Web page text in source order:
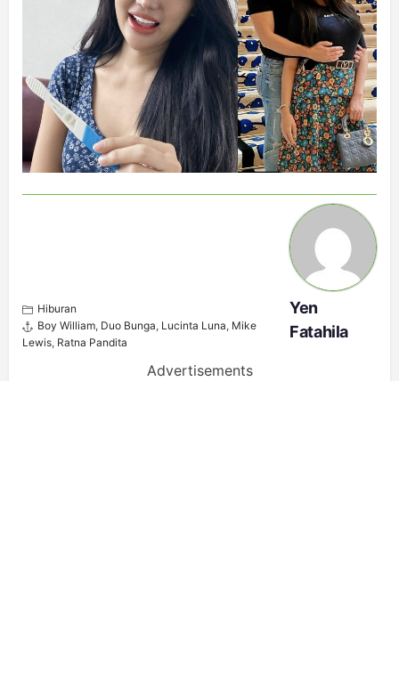
Hiburan
Boy William, Duo Bunga, Lucinta Luna, Mike
Lewis, Ratna Pandita
Yen
Fatahila
Advertisements